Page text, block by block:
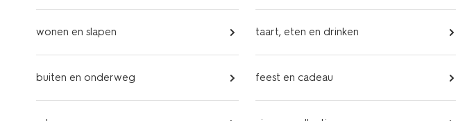
wonen en slapen taart, eten en drinken
buiten en onderweg feest en cadeau